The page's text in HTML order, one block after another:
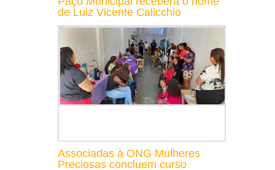
de Luiz Vicente Calicchio
Associadas à ONG Mulheres
Preciosas concluem curso